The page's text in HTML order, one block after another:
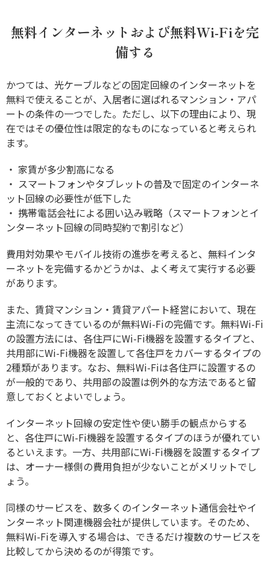
無料インターネットおよび無料Wi-Fiを完
備する
かつては、光ケーブルなどの固定回線のインターネットを
無料で使えることが、入居者に選ばれるマンション・アパ
ートの条件の一つでした。ただし、以下の理由により、現
在ではその優位性は限定的なものになっていると考えられ
ます。
・ 家賃が多少割高になる
・ スマートフォンやタブレットの普及で固定のインターネ
ット回線の必要性が低下した
・ 携帯電話会社による囲い込み戦略（スマートフォンとイ
ンターネット回線の同時契約で割引など）
費用対効果やモバイル技術の進歩を考えると、無料インタ
ーネットを完備するかどうかは、よく考えて実行する必要
があります。
また、賃貸マンション・賃貸アパート経営において、現在
主流になってきているのが無料Wi-Fiの完備です。無料Wi-Fi
の設置方法には、各住戸にWi-Fi機器を設置するタイプと、
共用部にWi-Fi機器を設置して各住戸をカバーするタイプの
2種類があります。なお、無料Wi-Fiは各住戸に設置するの
が一般的であり、共用部の設置は例外的な方法であると留
意しておくとよいでしょう。
インターネット回線の安定性や使い勝手の観点からする
と、各住戸にWi-Fi機器を設置するタイプのほうが優れてい
るといえます。一方、共用部にWi-Fi機器を設置するタイプ
は、オーナー様側の費用負担が少ないことがメリットでし
ょう。
同様のサービスを、数多くのインターネット通信会社やイ
ンターネット関連機器会社が提供しています。そのため、
無料Wi-Fiを導入する場合は、できるだけ複数のサービスを
比較してから決めるのが得策です。